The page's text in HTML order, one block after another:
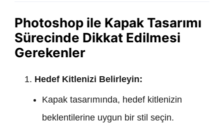
Photoshop ile Kapak Tasarımı
Sürecinde Dikkat Edilmesi
Gerekenler
Hedef Kitlenizi Belirleyin:
Kapak tasarımında, hedef kitlenizin
beklentilerine uygun bir stil seçin.